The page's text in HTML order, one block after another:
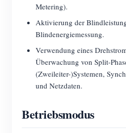
Metering).
Aktivierung der
Blindenergiemessung.
Verwendung eines
Überwachung von Split-
(Zweileiter-)Systemen,
und Netzdaten.
Betriebsmodus